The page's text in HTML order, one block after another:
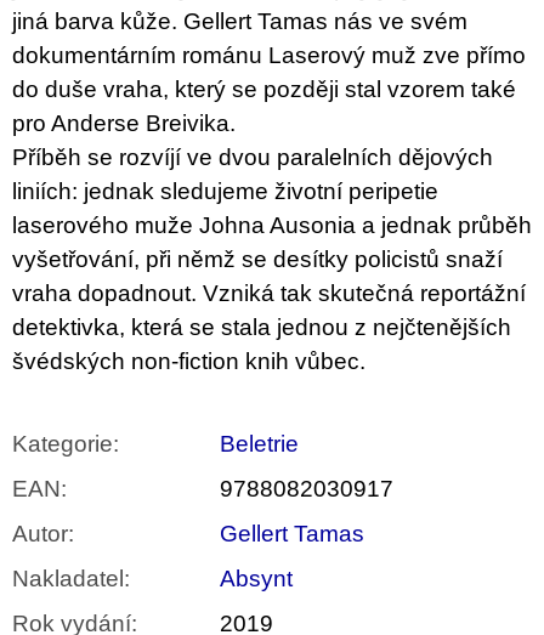
jiná barva kůže. Gellert Tamas nás ve svém
dokumentárním románu Laserový muž zve přímo
do duše vraha, který se později stal vzorem také
pro Anderse Breivika.
Příběh se rozvíjí ve dvou paralelních dějových
liniích: jednak sledujeme životní peripetie
laserového muže Johna Ausonia a jednak průběh
vyšetřování, při němž se desítky policistů snaží
vraha dopadnout. Vzniká tak skutečná reportážní
detektivka, která se stala jednou z nejčtenějších
švédských non-fiction knih vůbec.
Kategorie:
Beletrie
EAN:
9788082030917
Autor:
Gellert Tamas
Nakladatel :
Absynt
Rok vydání:
2019